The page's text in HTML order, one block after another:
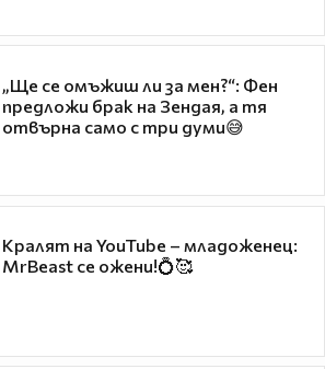
„Ще се омъжиш ли за мен?“: Фен
предложи брак на Зендая, а тя
отвърна само с три думи😅
Кралят на YouTube – младоженец:
MrBeast се ожени!💍🥰